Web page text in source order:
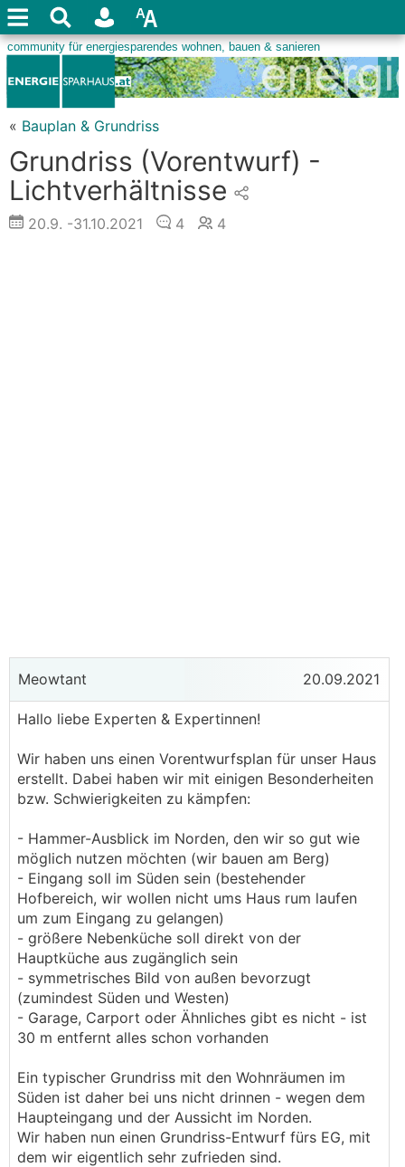
« Bauplan & Grundriss
Grundriss (Vorentwurf) -
Lichtverhältnisse
20.9. -31.10.2021 4 4
Meowtant 20.09.2021
Hallo liebe Experten & Expertinnen!
Wir haben uns einen Vorentwurfsplan für unser Haus
erstellt. Dabei haben wir mit einigen Besonderheiten
bzw. Schwierigkeiten zu kämpfen:
- Hammer-Ausblick im Norden, den wir so gut wie
möglich nutzen möchten (wir bauen am Berg)
- Eingang soll im Süden sein (bestehender
Hofbereich, wir wollen nicht ums Haus rum laufen
um zum Eingang zu gelangen)
- größere Nebenküche soll direkt von der
Hauptküche aus zugänglich sein
- symmetrisches Bild von außen bevorzugt
(zumindest Süden und Westen)
- Garage, Carport oder Ähnliches gibt es nicht - ist
30 m entfernt alles schon vorhanden
Ein typischer Grundriss mit den Wohnräumen im
Süden ist daher bei uns nicht drinnen - wegen dem
Haupteingang und der Aussicht im Norden.
Wir haben nun einen Grundriss-Entwurf fürs EG, mit
dem wir eigentlich sehr zufrieden sind.